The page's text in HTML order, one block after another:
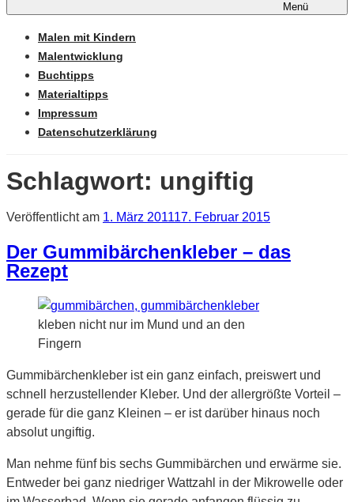
Menü
Malen mit Kindern
Malentwicklung
Buchtipps
Materialtipps
Impressum
Datenschutzerklärung
Schlagwort: ungiftig
Veröffentlicht am 1. März 201117. Februar 2015
Der Gummibärchenkleber – das
Rezept
kleben nicht nur im Mund und an den
Fingern
Gummibärchenkleber ist ein ganz einfach, preiswert und
schnell herzustellender Kleber. Und der allergrößte Vorteil –
gerade für die ganz Kleinen – er ist darüber hinaus noch
absolut ungiftig.
Man nehme fünf bis sechs Gummibärchen und erwärme sie.
Entweder bei ganz niedriger Wattzahl in der Mikrowelle oder